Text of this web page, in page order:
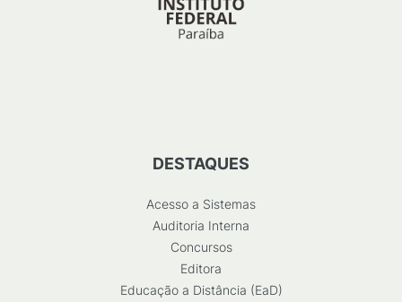
DESTAQUES
Acesso a Sistemas
Auditoria Interna
Concursos
Editora
Educação a Distância (EaD)